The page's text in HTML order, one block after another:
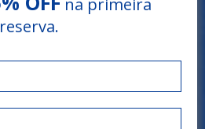
na primeira
reserva.
Piauí
nunca